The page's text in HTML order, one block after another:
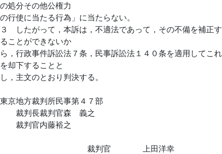
の処分その他公権力
の行使に当たる行為」に当たらない。
３ したがって，本訴は，不適法であって，その不備を補正す
ることができないか
ら，行政事件訴訟法７条，民事訴訟法１４０条を適用してこれ
を却下することと
し，主文のとおり判決する。
東京地方裁判所民事第４７部
裁判長裁判官森 義之
裁判官内藤裕之
裁判官 上田洋幸